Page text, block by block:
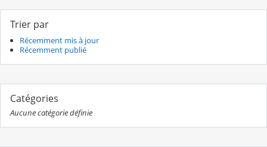
Trier par
Récemment mis à jour
Récemment publié
Catégories
Aucune catégorie définie